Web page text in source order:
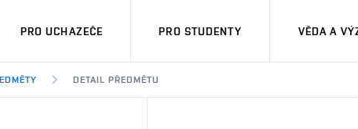
PRO UCHAZEČE PRO STUDENTY VĚDA A
DETAIL PŘEDMĚTU